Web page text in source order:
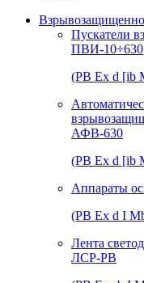
Пускатели
ПВИ-10÷630
(РВ Ex d [ib
АФВ-630
(РВ Ex d [ib
Аппараты
(РВ Ex d I
Лента
ЛСР-РВ